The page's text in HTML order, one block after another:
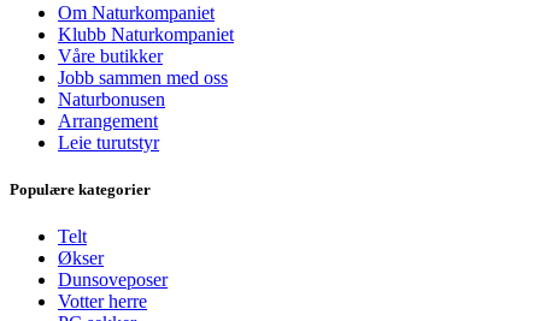
Om Naturkompaniet
Klubb Naturkompaniet
Våre butikker
Jobb sammen med oss
Naturbonusen
Arrangement
Leie turutstyr
Populære kategorier
Telt
Økser
Dunsoveposer
Votter herre